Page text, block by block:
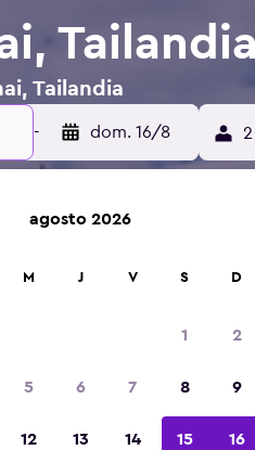
Tailandia
Tailandia
- dom. 16/8
y alojamientos.
agosto 2026
M J V S D
1 2
5 6 7 8 9
12 13 14 15 16